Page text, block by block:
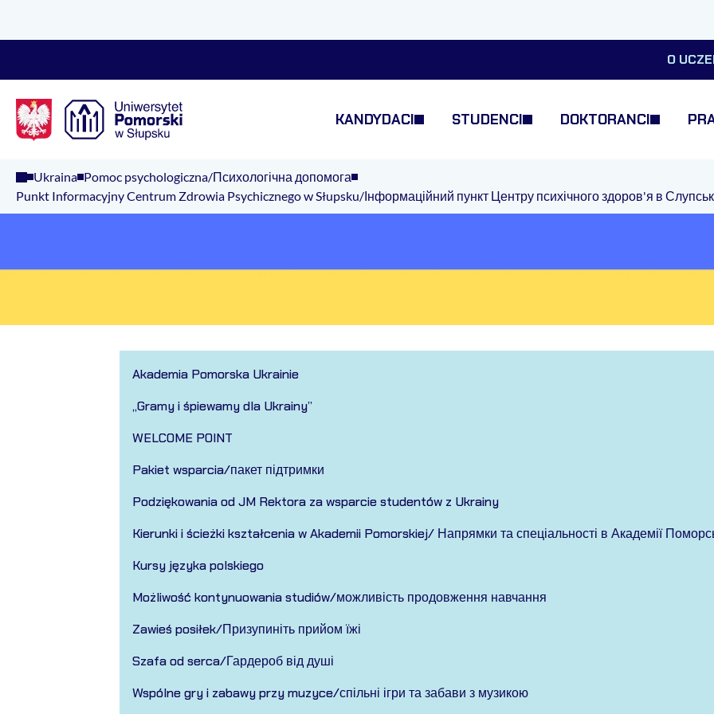
O
KANDYDACI STUDENCI DOKTORANCI
Ukraina Pomoc psychologiczna/Психологічна допомога
Punkt Informacyjny Centrum Zdrowia Psychicznego w Słupsku/Інформаційний пункт Центру психічного здоров'я в
Akademia Pomorska Ukrainie
„Gramy i śpiewamy dla Ukrainy”
WELCOME POINT
Pakiet wsparcia/пакет підтримки
Podziękowania od JM Rektora za wsparcie studentów z Ukrainy
Kierunki i ścieżki kształcenia w Akademii Pomorskiej/ Напрямки та спеціальності в Академії
Kursy języka polskiego
Możliwość kontynuowania studiów/можливість продовження навчання
Zawieś posiłek/Призупиніть прийом їжі
Szafa od serca/Гардероб від душі
Wspólne gry i zabawy przy muzyce/спільні ігри та забави з музикою